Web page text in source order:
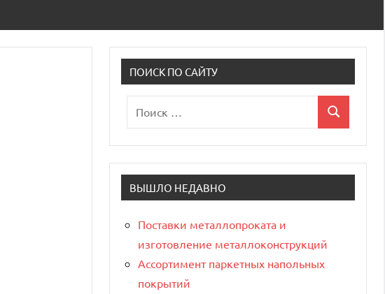
ПОИСК ПО САЙТУ
для:
Поиск
ВЫШЛО НЕДАВНО
Поставки металлопроката и
изготовление металлоконструкций
Ассортимент паркетных напольных
покрытий